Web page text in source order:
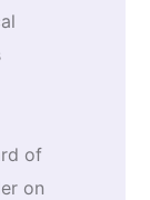
of
on